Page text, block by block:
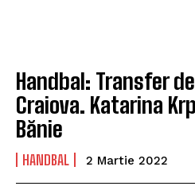
Handbal: Transfer
Craiova. Katarina
Bănie
HANDBAL 2 Martie 2022